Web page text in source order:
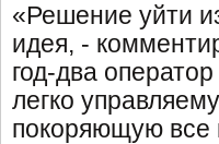
«Решение уйти
идея, -
год-два
легко
покоряющую все